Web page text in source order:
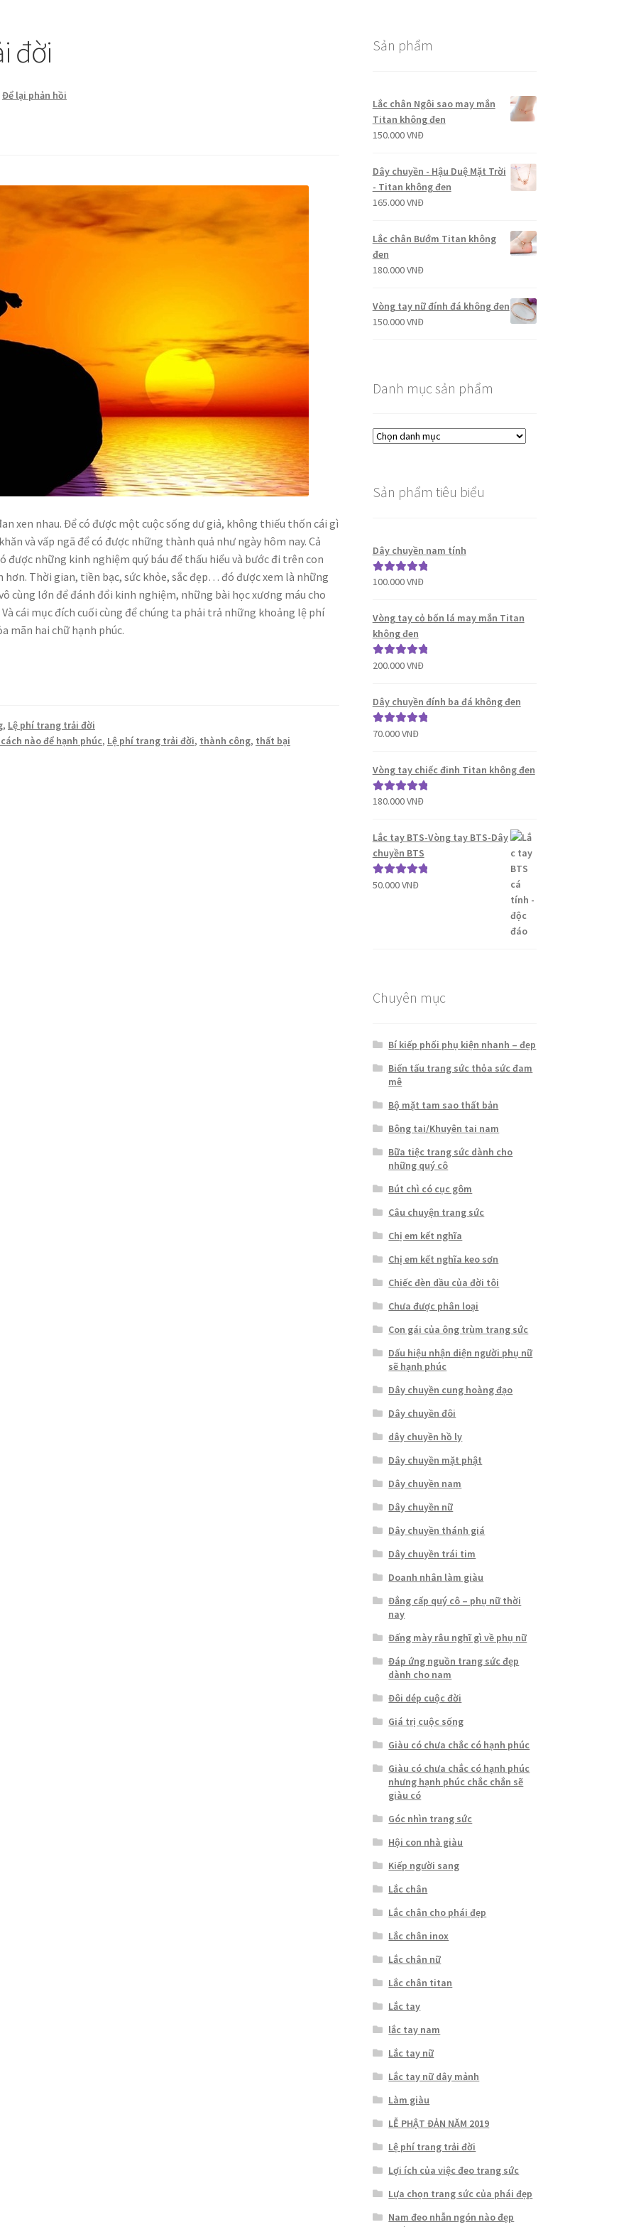
đời
Để lại phản hồi
xen nhau. Để có được một cuộc sống dư giả, không thiếu thốn cái gì
và vấp ngã để có được những thành quả như ngày hôm nay. Cả
những kinh nghiệm quý báu để thấu hiểu và bước đi trên con
hơn. Thời gian, tiền bạc, sức khỏe, sắc đẹp… đó được xem là những
cùng lớn để đánh đổi kinh nghiệm, những bài học xương máu cho
cái mục đích cuối cùng để chúng ta phải trả những khoảng lệ phí
mãn hai chữ hạnh phúc.
, Lệ phí trang trải đời
nào để hạnh phúc, Lệ phí trang trải đời, thành công, thất bại
Sản phẩm
Lắc chân Ngôi sao may mắn
Titan không đen
150.000VNĐ
Dây chuyền - Hậu Duệ Mặt Trời
- Titan không đen
165.000VNĐ
Lắc chân Bướm Titan không
đen
180.000VNĐ
Vòng tay nữ đính đá không đen
150.000VNĐ
Danh mục sản phẩm
Sản phẩm tiêu biểu
Dây chuyền nam tính
Được xếp
sao
100.000VNĐ
Vòng tay cỏ bốn lá may mắn Titan
không đen
Được xếp
sao
200.000VNĐ
Dây chuyền đính ba đá không đen
Được xếp
sao
70.000VNĐ
Vòng tay chiếc đinh Titan không đen
Được xếp
sao
180.000VNĐ
Lắc tay BTS-Vòng tay BTS-Dây
chuyền BTS
Được xếp
50.000VNĐ
Chuyên mục
Bí kiếp phối phụ kiện nhanh – đẹp
Biến tấu trang sức thỏa sức đam
mê
Bộ mặt tam sao thất bản
Bông tai/Khuyên tai nam
Bữa tiệc trang sức dành cho
những quý cô
Bút chì có cục gôm
Câu chuyện trang sức
Chị em kết nghĩa
Chị em kết nghĩa keo sơn
Chiếc đèn dầu của đời tôi
Chưa được phân loại
Con gái của ông trùm trang sức
Dấu hiệu nhận diện người phụ nữ
sẽ hạnh phúc
Dây chuyền cung hoàng đạo
Dây chuyền đôi
dây chuyền hồ ly
Dây chuyền mặt phật
Dây chuyền nam
Dây chuyền nữ
Dây chuyền thánh giá
Dây chuyền trái tim
Doanh nhân làm giàu
Đẳng cấp quý cô – phụ nữ thời
nay
Đấng mày râu nghĩ gì về phụ nữ
Đáp ứng nguồn trang sức đẹp
dành cho nam
Đôi dép cuộc đời
Giá trị cuộc sống
Giàu có chưa chắc có hạnh phúc
Giàu có chưa chắc có hạnh phúc
nhưng hạnh phúc chắc chắn sẽ
giàu có
Góc nhìn trang sức
Hội con nhà giàu
Kiếp người sang
Lắc chân
Lắc chân cho phái đẹp
Lắc chân inox
Lắc chân nữ
Lắc chân titan
Lắc tay
lắc tay nam
Lắc tay nữ
Lắc tay nữ dây mảnh
Làm giàu
LỄ PHẬT ĐẢN NĂM 2019
Lệ phí trang trải đời
Lợi ích của việc đeo trang sức
Lựa chọn trang sức của phái đẹp
Nam đeo nhẫn ngón nào đẹp